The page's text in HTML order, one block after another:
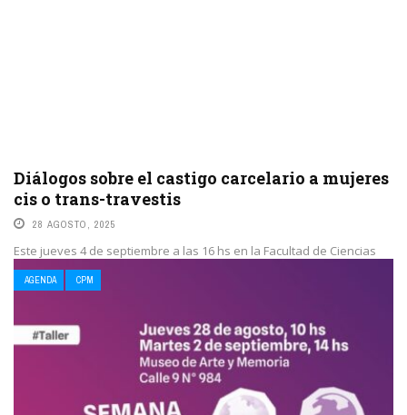
Diálogos sobre el castigo carcelario a mujeres
cis o trans-travestis
28 AGOSTO, 2025
Este jueves 4 de septiembre a las 16 hs en la Facultad de Ciencias
Sociales (UBA) será este encuentro en el que se debatirá ...
AGENDA CPM